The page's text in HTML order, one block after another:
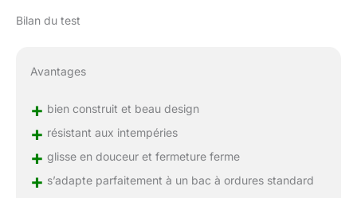
Bilan du test
Avantages
+ bien construit et beau design
+ résistant aux intempéries
+ glisse en douceur et fermeture ferme
+ s’adapte parfaitement à un bac à ordures standard